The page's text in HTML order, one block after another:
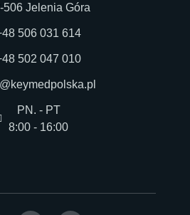
506 Jelenia Góra
506 031 614
502 047 010
PN. - PT
8:00 - 16:00